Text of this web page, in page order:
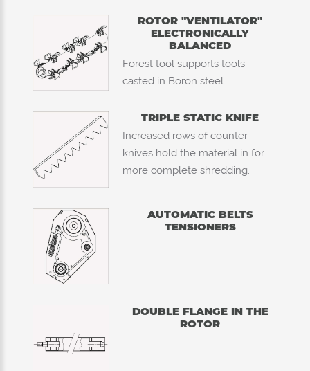
ROTOR "VENTILATOR"
ELECTRONICALLY
BALANCED
Forest tool supports tools
casted in Boron steel
TRIPLE STATIC KNIFE
Increased rows of counter
knives hold the material in for
more complete shredding.
AUTOMATIC BELTS
TENSIONERS
DOUBLE FLANGE IN THE
ROTOR